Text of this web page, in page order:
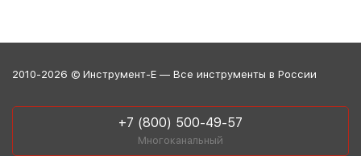
2010-2026 © Инструмент-Е — Все инструменты в России
+7 (800) 500-49-57
Многоканальный